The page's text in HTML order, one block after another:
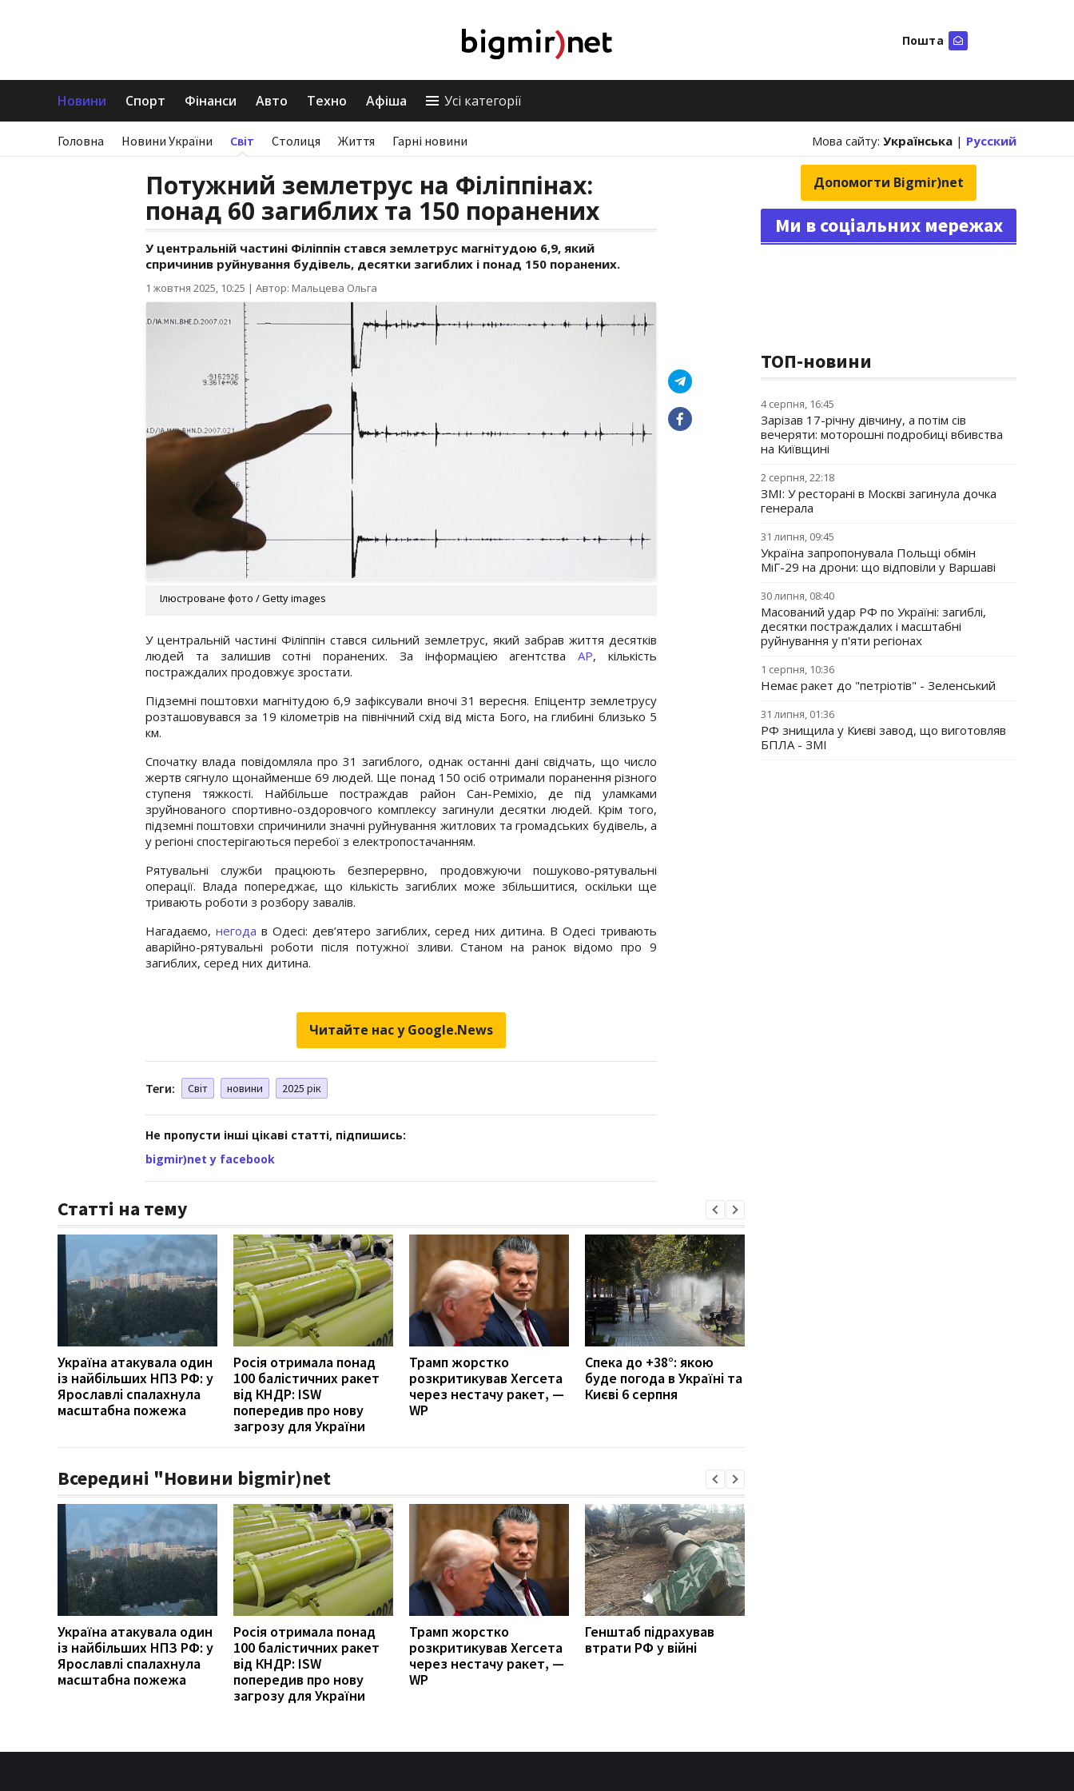
Пошта
Новини Спорт Фінанси Авто Техно Афіша Усі категорії
Головна Новини України Світ Столиця Життя Гарні новини Мова сайту: Українська | Русский
Потужний землетрус на Філіппінах:
понад 60 загиблих та 150 поранених
У центральній частині Філіппін стався землетрус магнітудою 6,9, який
спричинив руйнування будівель, десятки загиблих і понад 150 поранених.
1 жовтня 2025, 10:25 | Автор: Мальцева Ольга
Ілюстроване фото / Getty images
У центральній частині Філіппін стався сильний землетрус, який забрав життя десятків
людей та залишив сотні поранених. За інформацією агентстваAP, кількість
постраждалих продовжує зростати.
Підземні поштовхи магнітудою 6,9 зафіксували вночі 31 вересня. Епіцентр землетрусу
розташовувався за 19 кілометрів на північний схід від міста Бого, на глибині близько 5
км.
Спочатку влада повідомляла про 31 загиблого, однак останні дані свідчать, що число
жертв сягнуло щонайменше 69 людей. Ще понад 150 осіб отримали поранення різного
ступеня тяжкості. Найбільше постраждав район Сан-Реміхіо, де під уламками
зруйнованого спортивно-оздоровчого комплексу загинули десятки людей. Крім того,
підземні поштовхи спричинили значні руйнування житлових та громадських будівель, а
у регіоні спостерігаються перебої з електропостачанням.
Рятувальні служби працюють безперервно, продовжуючи пошуково-рятувальні
операції. Влада попереджає, що кількість загиблих може збільшитися, оскільки ще
тривають роботи з розбору завалів.
Нагадаємо, негода в Одесі: дев’ятеро загиблих, серед них дитина. В Одесі тривають
аварійно-рятувальні роботи після потужної зливи. Станом на ранок відомо про 9
загиблих, серед них дитина.
Читайте нас у Google.News
Теги: Світ новини 2025 рік
Не пропусти інші цікаві статті, підпишись:
bigmir)net у facebook
Статті на тему
Україна атакувала один
із найбільших НПЗ РФ: у
Ярославлі спалахнула
масштабна пожежа
Росія отримала понад
100 балістичних ракет
від КНДР: ISW
попередив про нову
загрозу для України
Трамп жорстко
розкритикував Хегсета
через нестачу ракет, —
WP
Спека до +38°: якою
буде погода в Україні та
Києві 6 серпня
Всередині "Новини bigmir)net
Україна атакувала один
із найбільших НПЗ РФ: у
Ярославлі спалахнула
масштабна пожежа
Росія отримала понад
100 балістичних ракет
від КНДР: ISW
попередив про нову
загрозу для України
Трамп жорстко
розкритикував Хегсета
через нестачу ракет, —
WP
Генштаб підрахував
втрати РФ у війні
Допомогти Bigmir)net
Ми в соціальних мережах
ТОП-новини
4 серпня, 16:45
Зарізав 17-річну дівчину, а потім сів
вечеряти: моторошні подробиці вбивства
на Київщині
2 серпня, 22:18
ЗМІ: У ресторані в Москві загинула дочка
генерала
31 липня, 09:45
Україна запропонувала Польщі обмін
МіГ-29 на дрони: що відповіли у Варшаві
30 липня, 08:40
Масований удар РФ по Україні: загиблі,
десятки постраждалих і масштабні
руйнування у п'яти регіонах
1 серпня, 10:36
Немає ракет до "петріотів" - Зеленський
31 липня, 01:36
РФ знищила у Києві завод, що виготовляв
БПЛА - ЗМІ